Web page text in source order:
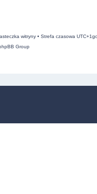
witryny• Strefa czasowa
Group